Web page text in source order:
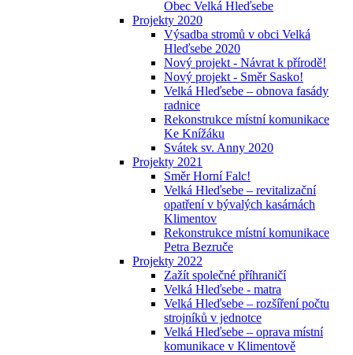
Obec Velká Hleďsebe
Projekty 2020
Výsadba stromů v obci Velká
Hleďsebe 2020
Nový projekt - Návrat k přírodě!
Nový projekt - Směr Sasko!
Velká Hleďsebe – obnova fasády
radnice
Rekonstrukce místní komunikace
Ke Knížáku
Svátek sv. Anny 2020
Projekty 2021
Směr Horní Falc!
Velká Hleďsebe – revitalizační
opatření v bývalých kasárnách
Klimentov
Rekonstrukce místní komunikace
Petra Bezruče
Projekty 2022
Zažít společné příhraničí
Velká Hleďsebe - matra
Velká Hleďsebe – rozšíření počtu
strojníků v jednotce
Velká Hleďsebe – oprava místní
komunikace v Klimentově